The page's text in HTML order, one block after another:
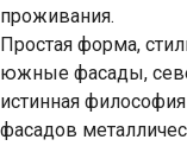
проживания.
Простая форма,
южные фасады,
истинная
фасадов